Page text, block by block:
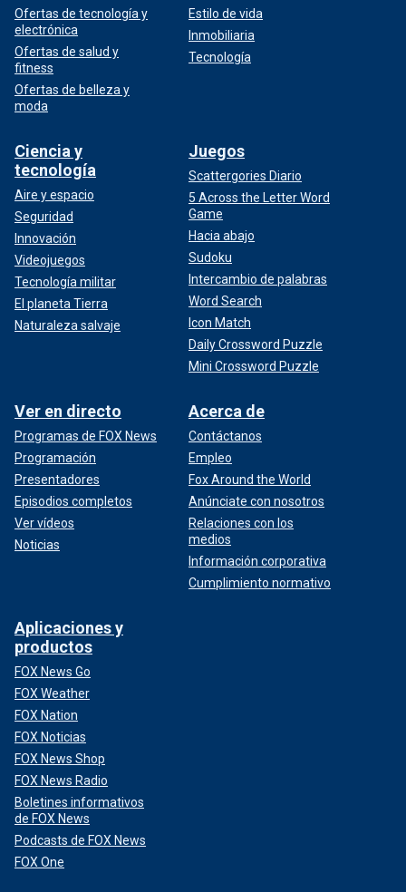
Ofertas de tecnología y
electrónica
Ofertas de salud y
fitness
Ofertas de belleza y
moda
Estilo de vida
Inmobiliaria
Tecnología
Ciencia y
tecnología
Aire y espacio
Seguridad
Innovación
Videojuegos
Tecnología militar
El planeta Tierra
Naturaleza salvaje
Juegos
Scattergories Diario
5 Across the Letter Word
Game
Hacia abajo
Sudoku
Intercambio de palabras
Word Search
Icon Match
Daily Crossword Puzzle
Mini Crossword Puzzle
Ver en directo
Programas de FOX News
Programación
Presentadores
Episodios completos
Ver vídeos
Noticias
Acerca de
Contáctanos
Empleo
Fox Around the World
Anúnciate con nosotros
Relaciones con los
medios
Información corporativa
Cumplimiento normativo
Aplicaciones y
productos
FOX News Go
FOX Weather
FOX Nation
FOX Noticias
FOX News Shop
FOX News Radio
Boletines informativos
de FOX News
Podcasts de FOX News
FOX One